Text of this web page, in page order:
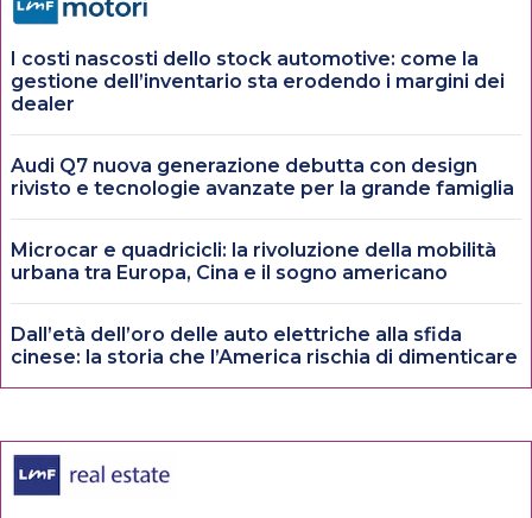
I costi nascosti dello stock automotive: come la
gestione dell’inventario sta erodendo i margini dei
dealer
Audi Q7 nuova generazione debutta con design
rivisto e tecnologie avanzate per la grande famiglia
Microcar e quadricicli: la rivoluzione della mobilità
urbana tra Europa, Cina e il sogno americano
Dall’età dell’oro delle auto elettriche alla sfida
cinese: la storia che l’America rischia di dimenticare